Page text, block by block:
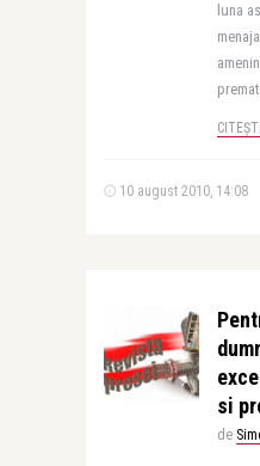
luna
10 august 2010, 14:08
si
de